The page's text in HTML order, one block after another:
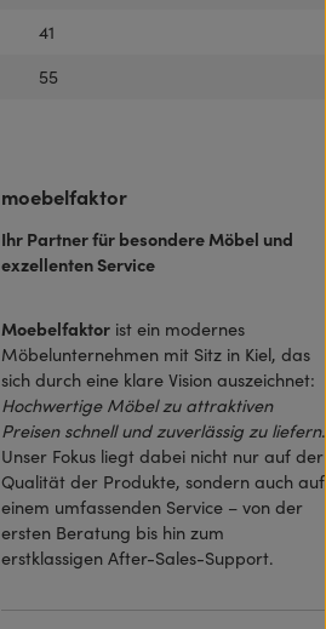
41
55
moebelfaktor
Ihr Partner für besondere Möbel und
exzellenten Service
Moebelfaktor ist ein modernes
Möbelunternehmen mit Sitz in Kiel, das
sich durch eine klare Vision auszeichnet:
Hochwertige Möbel zu attraktiven
Preisen schnell und zuverlässig zu liefern.
Unser Fokus liegt dabei nicht nur auf der
Qualität der Produkte, sondern auch auf
einem umfassenden Service – von der
ersten Beratung bis hin zum
erstklassigen After-Sales-Support.